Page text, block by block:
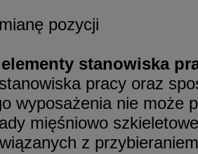
pozycji
stanowiska
pracy oraz
wyposażenia nie może
mięśniowo
z